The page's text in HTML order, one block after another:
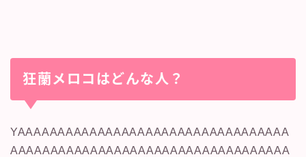
狂蘭メロコはどんな人？
YAAAAAAAAAAAAAAAAAAAAAAAAAAAAAAAAAA
AAAAAAAAAAAAAAAAAAAAAAAAAAAAAAAAAAA